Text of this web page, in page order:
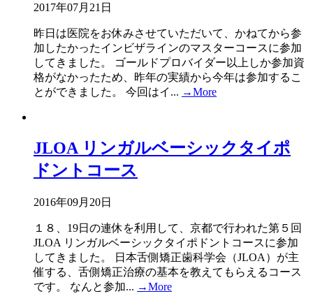
2017年07月21日
昨日は医院をお休みさせていただいて、かねてから参
加したかったインビザラインのマスターコースに参加
してきました。 ゴールドプロバイダー以上しか参加資
格がなかったため、昨年の実績から今年は参加するこ
とができました。 今回はイ... →More
JLOA リンガルベーシックタイポ
ドントコース
2016年09月20日
１８、19日の連休を利用して、京都で行われた第５回
JLOA リンガルベーシックタイポドントコースに参加
してきました。 日本舌側矯正歯科学会（JLOA）が主
催する、舌側矯正治療の基本を教えてもらえるコース
です。 なんと参加... →More